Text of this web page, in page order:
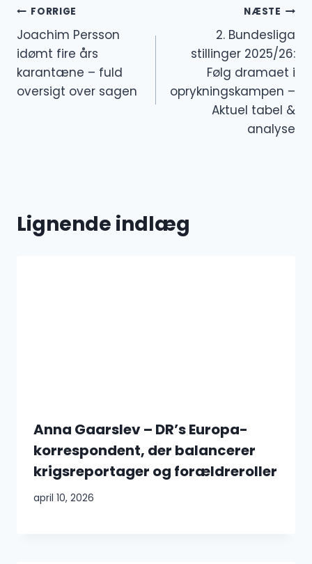
Indlægsnavigation
FORRIGE
Joachim Persson
idømt fire års
karantæne – fuld
oversigt over sagen
NÆSTE
2. Bundesliga
stillinger 2025/26:
Følg dramaet i
oprykningskampen –
Aktuel tabel &
analyse
Lignende indlæg
Anna Gaarslev – DR’s Europa-
korrespondent, der balancerer
krigsreportager og forældreroller
april 10, 2026